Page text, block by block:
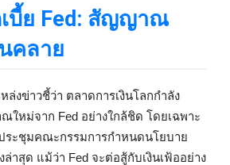
บี้ย Fed: สัญญาณ
คลาย
ล่งข่าวชี้ว่า ตลาดการเงินโลกกำลัง
หม่จาก Fed อย่างใกล้ชิด โดยเฉพาะ
ระชุมคณะกรรมการกำหนดนโยบาย
ล่าสุด แม้ว่า Fed จะต่อสู้กับเงินเฟ้ออย่าง